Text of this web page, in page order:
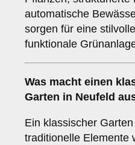
automatische
sorgen für eine
funktionale
Was macht einen
Garten in Neufeld
Ein klassischer
traditionelle Elemente